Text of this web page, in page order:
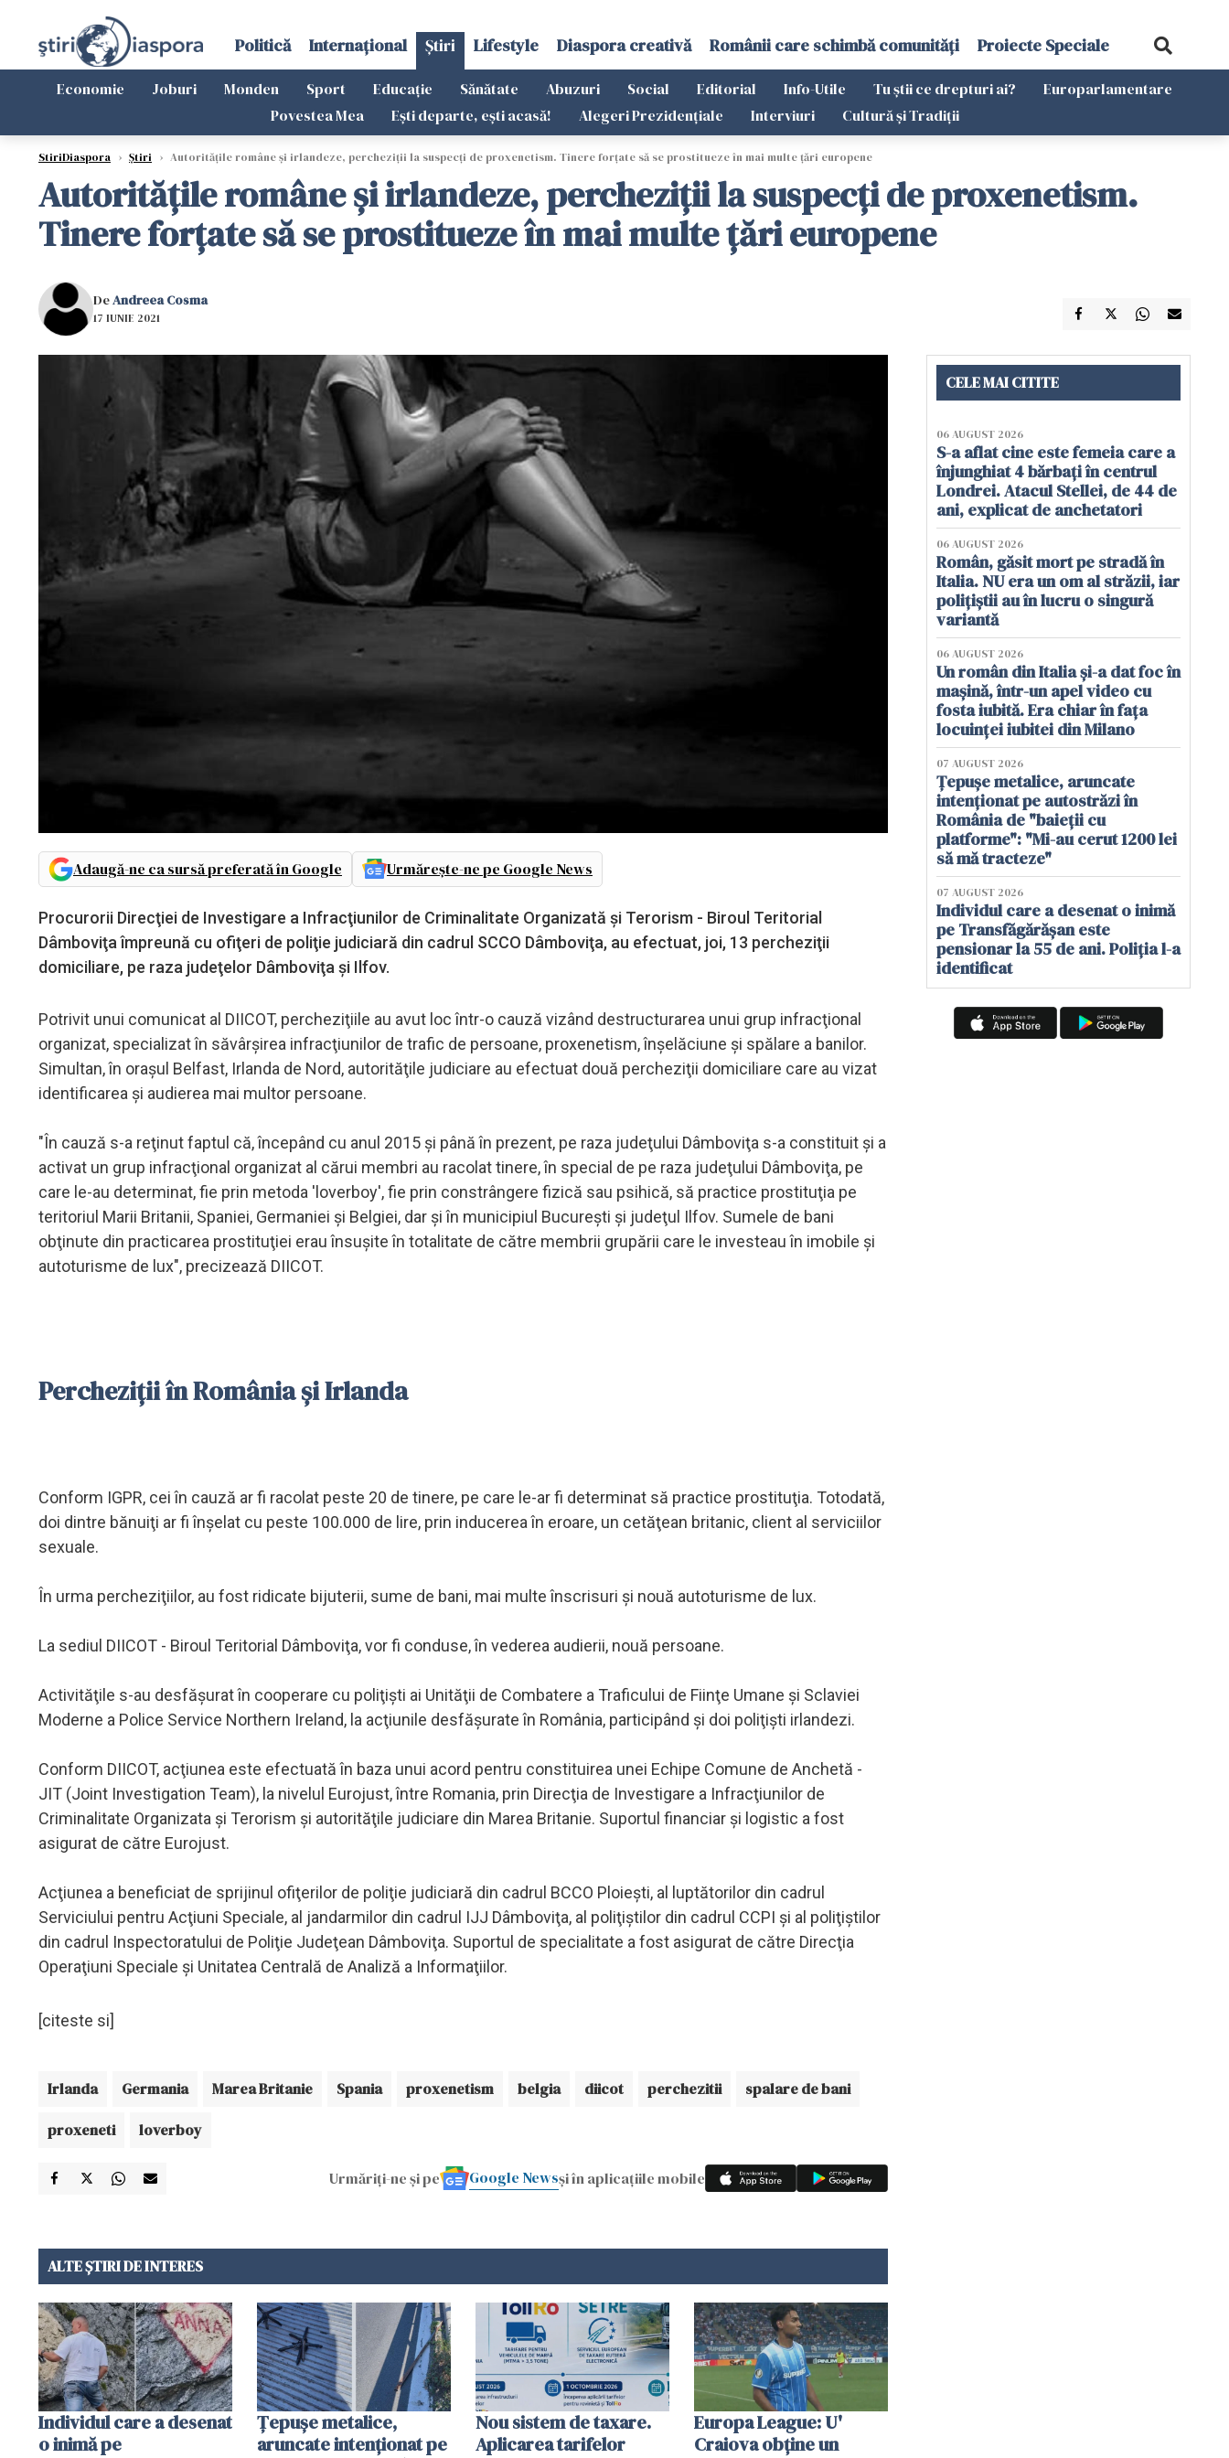
Politică Internațional Știri Lifestyle Diaspora creativă Românii care schimbă comunități Proiecte Speciale
Economie Joburi Monden Sport Educație Sănătate Abuzuri Social Editorial Info-Utile Tu știi ce drepturi ai?
Europarlamentare
Povestea Mea
Ești departe, ești acasă! Alegeri Prezidențiale Interviuri Cultură și Tradiții
StiriDiaspora › Știri › Autorităţile române şi irlandeze, percheziţii la suspecţi de proxenetism. Tinere forţate să se prostitueze în mai multe ţări europene
Autorităţile române şi irlandeze, percheziţii la suspecţi de proxenetism.
Tinere forţate să se prostitueze în mai multe ţări europene
DeAndreea Cosma
17 IUNIE 2021
Adaugă-ne ca sursă preferată în Google Urmărește-ne pe Google News
Procurorii Direcţiei de Investigare a Infracţiunilor de Criminalitate Organizată şi Terorism - Biroul Teritorial
Dâmboviţa împreună cu ofiţeri de poliţie judiciară din cadrul SCCO Dâmboviţa, au efectuat, joi, 13 percheziţii
domiciliare, pe raza judeţelor Dâmboviţa şi Ilfov.
Potrivit unui comunicat al DIICOT, percheziţiile au avut loc într-o cauză vizând destructurarea unui grup infracţional
organizat, specializat în săvârşirea infracţiunilor de trafic de persoane, proxenetism, înşelăciune şi spălare a banilor.
Simultan, în oraşul Belfast, Irlanda de Nord, autorităţile judiciare au efectuat două percheziţii domiciliare care au vizat
identificarea şi audierea mai multor persoane.
"În cauză s-a reţinut faptul că, începând cu anul 2015 şi până în prezent, pe raza judeţului Dâmboviţa s-a constituit şi a
activat un grup infracţional organizat al cărui membri au racolat tinere, în special de pe raza judeţului Dâmboviţa, pe
care le-au determinat, fie prin metoda 'loverboy', fie prin constrângere fizică sau psihică, să practice prostituţia pe
teritoriul Marii Britanii, Spaniei, Germaniei şi Belgiei, dar şi în municipiul Bucureşti şi judeţul Ilfov. Sumele de bani
obţinute din practicarea prostituţiei erau însuşite în totalitate de către membrii grupării care le investeau în imobile şi
autoturisme de lux", precizează DIICOT.
Percheziţii în România şi Irlanda
Conform IGPR, cei în cauză ar fi racolat peste 20 de tinere, pe care le-ar fi determinat să practice prostituţia. Totodată,
doi dintre bănuiţi ar fi înşelat cu peste 100.000 de lire, prin inducerea în eroare, un cetăţean britanic, client al serviciilor
sexuale.
În urma percheziţiilor, au fost ridicate bijuterii, sume de bani, mai multe înscrisuri şi nouă autoturisme de lux.
La sediul DIICOT - Biroul Teritorial Dâmboviţa, vor fi conduse, în vederea audierii, nouă persoane.
Activităţile s-au desfăşurat în cooperare cu poliţişti ai Unităţii de Combatere a Traficului de Fiinţe Umane şi Sclaviei
Moderne a Police Service Northern Ireland, la acţiunile desfăşurate în România, participând şi doi poliţişti irlandezi.
Conform DIICOT, acţiunea este efectuată în baza unui acord pentru constituirea unei Echipe Comune de Anchetă -
JIT (Joint Investigation Team), la nivelul Eurojust, între Romania, prin Direcţia de Investigare a Infracţiunilor de
Criminalitate Organizata şi Terorism şi autorităţile judiciare din Marea Britanie. Suportul financiar şi logistic a fost
asigurat de către Eurojust.
Acţiunea a beneficiat de sprijinul ofiţerilor de poliţie judiciară din cadrul BCCO Ploieşti, al luptătorilor din cadrul
Serviciului pentru Acţiuni Speciale, al jandarmilor din cadrul IJJ Dâmboviţa, al poliţiştilor din cadrul CCPI şi al poliţiştilor
din cadrul Inspectoratului de Poliţie Judeţean Dâmboviţa. Suportul de specialitate a fost asigurat de către Direcţia
Operaţiuni Speciale şi Unitatea Centrală de Analiză a Informaţiilor.
[citeste si]
Irlanda Germania Marea Britanie Spania proxenetism belgia diicot perchezitii spalare de bani
proxeneti loverboy
Urmăriți-ne și pe Google Newsși în aplicațiile mobile
ALTE ȘTIRI DE INTERES
Individul care a desenat
o inimă pe
Țepușe metalice,
aruncate intenționat pe
Nou sistem de taxare.
Aplicarea tarifelor
Europa League: U'
Craiova obține un
CELE MAI CITITE
06 AUGUST 2026
S-a aflat cine este femeia care a
înjunghiat 4 bărbați în centrul
Londrei. Atacul Stellei, de 44 de
ani, explicat de anchetatori
06 AUGUST 2026
Român, găsit mort pe stradă în
Italia. NU era un om al străzii, iar
polițiștii au în lucru o singură
variantă
06 AUGUST 2026
Un român din Italia și-a dat foc în
mașină, într-un apel video cu
fosta iubită. Era chiar în fața
locuinței iubitei din Milano
07 AUGUST 2026
Țepușe metalice, aruncate
intenționat pe autostrăzi în
România de "baieții cu
platforme": "Mi-au cerut 1200 lei
să mă tracteze"
07 AUGUST 2026
Individul care a desenat o inimă
pe Transfăgărășan este
pensionar la 55 de ani. Poliția l-a
identificat